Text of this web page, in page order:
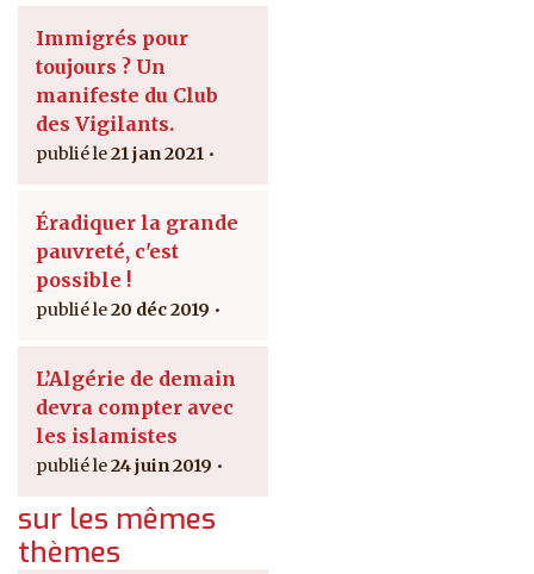
Immigrés pour
toujours ? Un
manifeste du Club
des Vigilants.
21 jan 2021
Éradiquer la grande
pauvreté, c'est
possible !
20 déc 2019
L’Algérie de demain
devra compter avec
les islamistes
24 juin 2019
sur les mêmes
thèmes